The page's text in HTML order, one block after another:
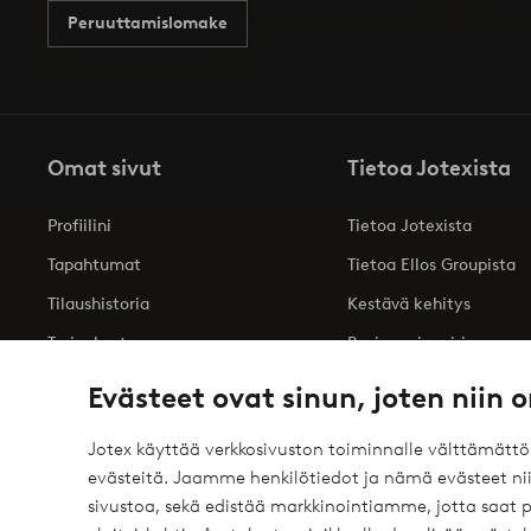
Evästeet ovat sinun, joten niin
Jotex käyttää verkkosivuston toiminnalle
evästeitä. Jaamme henkilötiedot ja nämä evästeet
sivustoa, sekä edistää markkinointiamme, jotta saat
Peruuttamislomake
Omat sivut
Profiilini
Tapahtumat
Tilaushistoria
Tarjoukset
Tietoa Jotexista
Tietoa Jotexista
Tietoa Ellos Groupista
Kestävä kehitys
Business inquiries
Saavutettavuusseloste
Turvalliset maksut – maksa nyt tai erissä
Haluatko tietää ? elpy